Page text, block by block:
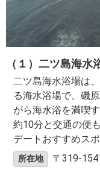
（１）二ツ島海水
二ツ島海水浴場は
る海水浴場で、磯
がら海水浴を満喫
約10分と交通の便
デートおすすめスポ
所在地 〒319-